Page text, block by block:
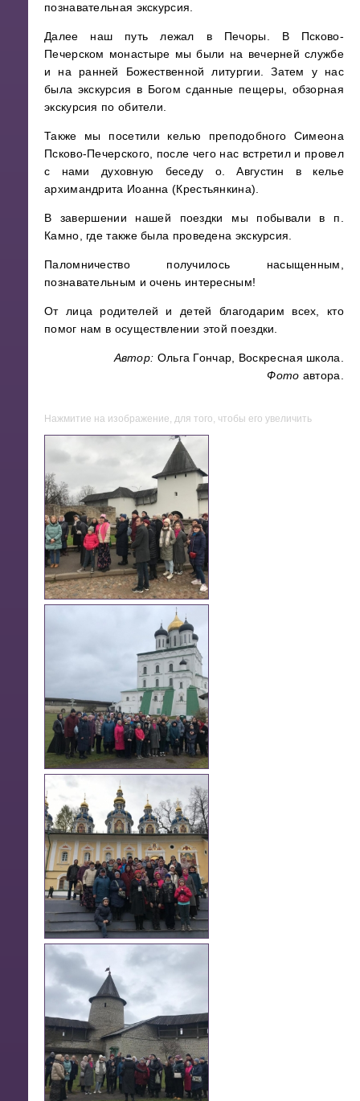
познавательная экскурсия.
Далее наш путь лежал в Печоры. В Псково-
Печерском монастыре мы были на вечерней службе
и на ранней Божественной литургии. Затем у нас
была экскурсия в Богом сданные пещеры, обзорная
экскурсия по обители.
Также мы посетили келью преподобного Симеона
Псково-Печерского, после чего нас встретил и провел
с нами духовную беседу о. Августин в келье
архимандрита Иоанна (Крестьянкина).
В завершении нашей поездки мы побывали в п.
Камно, где также была проведена экскурсия.
Паломничество получилось насыщенным,
познавательным и очень интересным!
От лица родителей и детей благодарим всех, кто
помог нам в осуществлении этой поездки.
Автор: Ольга Гончар, Воскресная школа.
Фото автора.